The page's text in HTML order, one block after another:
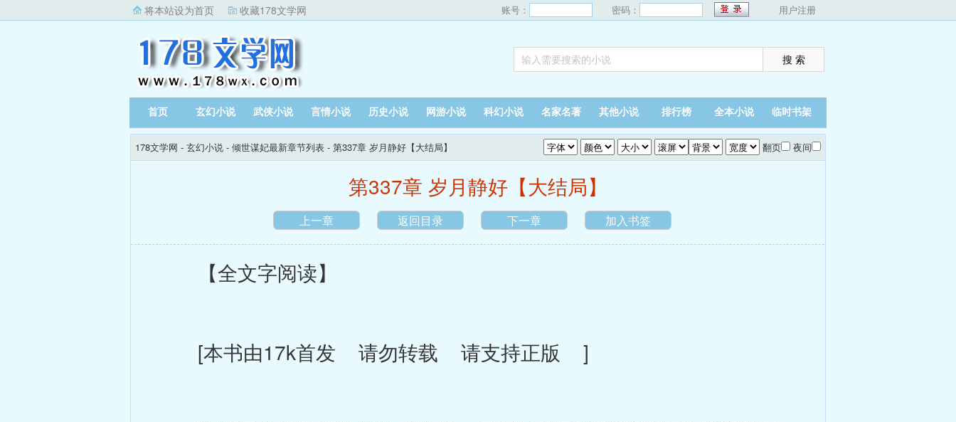
将本站设为首页 收藏178文学网 账号： 密码： 用户注册
首页 玄幻小说 武侠小说 言情小说 历史小说 网游小说 科幻小说 名家名著 其他小说 排行榜 全本小说 临时书架
178文学网 - 玄幻小说 - 倾世谋妃最新章节列表 - 第337章 岁月静好【大结局】 翻页 夜间
第337章 岁月静好【大结局】
上一章 返回目录 下一章 加入书签
【全文字阅读】
[本书由17k首发 请勿转载 请支持正版 ]